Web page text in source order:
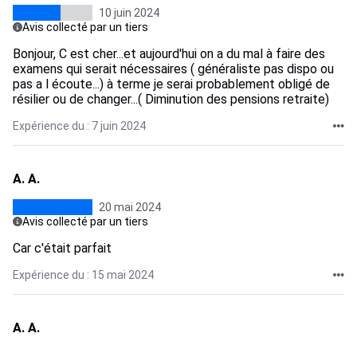
10 juin 2024
Avis collecté par un tiers
Bonjour, C est cher...et aujourd'hui on a du mal à faire des
examens qui serait nécessaires ( généraliste pas dispo ou
pas a l écoute...) à terme je serai probablement obligé de
résilier ou de changer...( Diminution des pensions retraite)
Expérience du : 7 juin 2024
A. A.
20 mai 2024
Avis collecté par un tiers
Car c'était parfait
Expérience du : 15 mai 2024
A. A.